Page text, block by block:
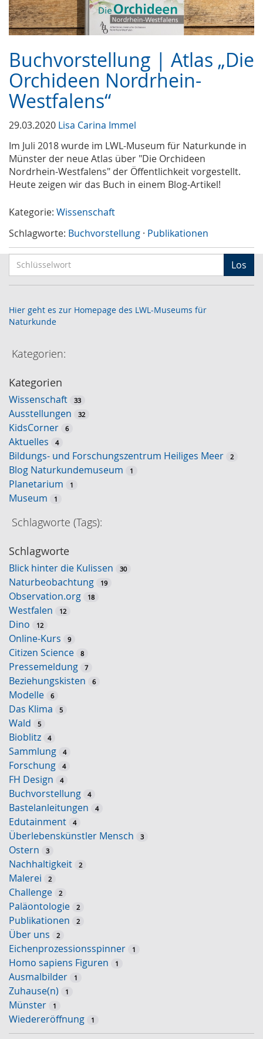
Buchvorstellung | Atlas „Die
Orchideen Nordrhein-
Westfalens“
29.03.2020 Lisa Carina Immel
Im Juli 2018 wurde im LWL-Museum für Naturkunde in
Münster der neue Atlas über "Die Orchideen
Nordrhein-Westfalens" der Öffentlichkeit vorgestellt.
Heute zeigen wir das Buch in einem Blog-Artikel!
Kategorie: Wissenschaft
Schlagworte: Buchvorstellung · Publikationen
c
h
ü
e
w
o
r
t
-
S
u
c
h
Los
Hier geht es zur Homepage des LWL-Museums für
Naturkunde
Kategorien:
Kategorien
Wissenschaft 33
Ausstellungen 32
KidsCorner 6
Aktuelles 4
Bildungs- und Forschungszentrum Heiliges Meer 2
Blog Naturkundemuseum 1
Planetarium 1
Museum 1
Schlagworte (Tags):
Schlagworte
Blick hinter die Kulissen 30
Naturbeobachtung 19
Observation.org 18
Westfalen 12
Dino 12
Online-Kurs 9
Citizen Science 8
Pressemeldung 7
Beziehungskisten 6
Modelle 6
Das Klima 5
Wald 5
Bioblitz 4
Sammlung 4
Forschung 4
FH Design 4
Buchvorstellung 4
Bastelanleitungen 4
Edutainment 4
Überlebenskünstler Mensch 3
Ostern 3
Nachhaltigkeit 2
Malerei 2
Challenge 2
Paläontologie 2
Publikationen 2
Über uns 2
Eichenprozessionsspinner 1
Homo sapiens Figuren 1
Ausmalbilder 1
Zuhause(n) 1
Münster 1
Wiedereröffnung 1